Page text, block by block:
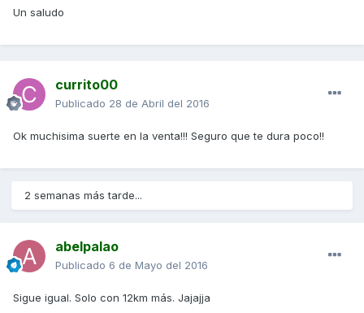
Un saludo
currito00
Publicado 28 de Abril del 2016
Ok muchisima suerte en la venta!!! Seguro que te dura poco!!
2 semanas más tarde...
abelpalao
Publicado 6 de Mayo del 2016
Sigue igual. Solo con 12km más. Jajajja